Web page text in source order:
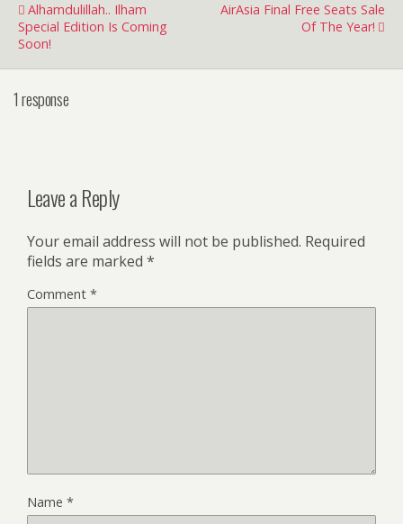
Alhamdulillah.. Ilham
Special Edition Is Coming
Soon!
AirAsia Final Free Seats Sale
Of The Year!
1 response
Leave a Reply
Your email address will not be published. Required
fields are marked *
Comment *
Name *